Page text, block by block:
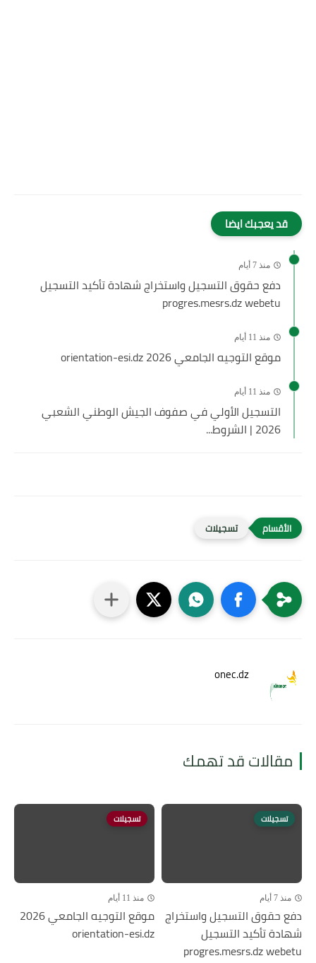
قد يعجبك ايضا
منذ 7 أيام
دفع حقوق التسجيل واستخراج شهادة تأكيد التسجيل
progres.mesrs.dz webetu
منذ 11 أيام
موقع التوجيه الجامعي 2026 orientation-esi.dz
منذ 11 أيام
التسجيل الأولي في صفوف الجيش الوطني الشعبي
2026 | الشروط...
تسجيلات
onec.dz
مقالات قد تهمك
تسجيلات
منذ 7 أيام
دفع حقوق التسجيل واستخراج
شهادة تأكيد التسجيل
progres.mesrs.dz webetu
تسجيلات
منذ 11 أيام
موقع التوجيه الجامعي 2026
orientation-esi.dz